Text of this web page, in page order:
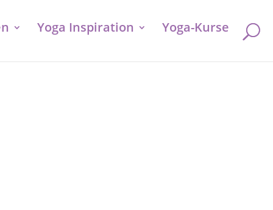
Yoga Inspiration Yoga-Kurse